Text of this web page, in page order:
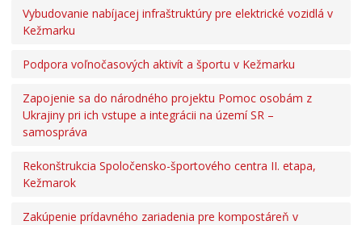
Plán obnovy
Program rozvoja vidieka SR 2014-2022
Zamestnanie v samospráve
Vybudovanie nabíjacej infraštruktúry pre elektrické vozidlá v
Kežmarku
Podpora voľnočasových aktivít a športu v Kežmarku
Zapojenie sa do národného projektu Pomoc osobám z
Ukrajiny pri ich vstupe a integrácii na území SR –
samospráva
Rekonštrukcia Spoločensko-športového centra II. etapa,
Kežmarok
Zakúpenie prídavného zariadenia pre kompostáreň v